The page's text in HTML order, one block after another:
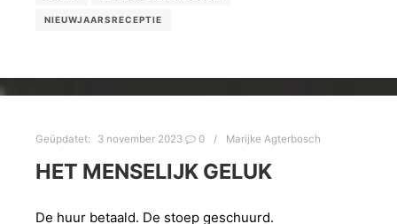
NIEUWJAARSRECEPTIE
Geüpdatet: 3 november 2023 0 Marijke Agterbosch
HET MENSELIJK GELUK
De huur betaald. De stoep geschuurd.